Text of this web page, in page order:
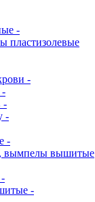
-
-
-
-
-
-
вымпелы вышитые
-